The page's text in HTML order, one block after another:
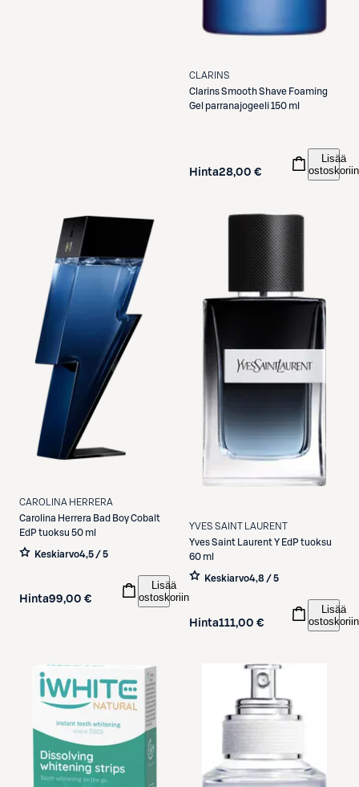
CLARINS
ClarinsSmooth Shave Foaming
Gel parranajogeeli 150 ml
Hinta28,00 €
Lisää
ostoskoriin
CAROLINA HERRERA
Carolina Herrera Bad Boy Cobalt
EdP tuoksu 50 ml
Keskiarvo4,5 / 5
Hinta99,00 €
Lisää
ostoskoriin
YVES SAINT LAURENT
Yves Saint LaurentY EdP tuoksu
60 ml
Keskiarvo4,8 / 5
Hinta111,00 €
Lisää
ostoskoriin